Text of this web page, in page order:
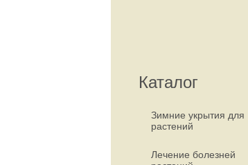
Каталог
Зимние укрытия для
растений
Лечение болезней